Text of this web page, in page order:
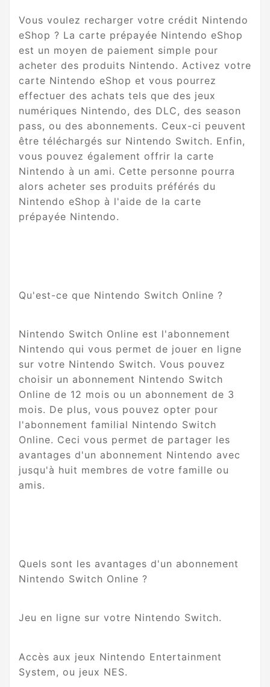
Vous voulez recharger votre crédit Nintendo
eShop ? La carte prépayée Nintendo eShop
est un moyen de paiement simple pour
acheter des produits Nintendo. Activez votre
carte Nintendo eShop et vous pourrez
effectuer des achats tels que des jeux
numériques Nintendo, des DLC, des season
pass, ou des abonnements. Ceux-ci peuvent
être téléchargés sur Nintendo Switch. Enfin,
vous pouvez également offrir la carte
Nintendo à un ami. Cette personne pourra
alors acheter ses produits préférés du
Nintendo eShop à l'aide de la carte
prépayée Nintendo.
Qu'est-ce que Nintendo Switch Online ?
Nintendo Switch Online est l'abonnement
Nintendo qui vous permet de jouer en ligne
sur votre Nintendo Switch. Vous pouvez
choisir un abonnement Nintendo Switch
Online de 12 mois ou un abonnement de 3
mois. De plus, vous pouvez opter pour
l'abonnement familial Nintendo Switch
Online. Ceci vous permet de partager les
avantages d'un abonnement Nintendo avec
jusqu'à huit membres de votre famille ou
amis.
Quels sont les avantages d'un abonnement
Nintendo Switch Online ?
Jeu en ligne sur votre Nintendo Switch.
Accès aux jeux Nintendo Entertainment
System, ou jeux NES.